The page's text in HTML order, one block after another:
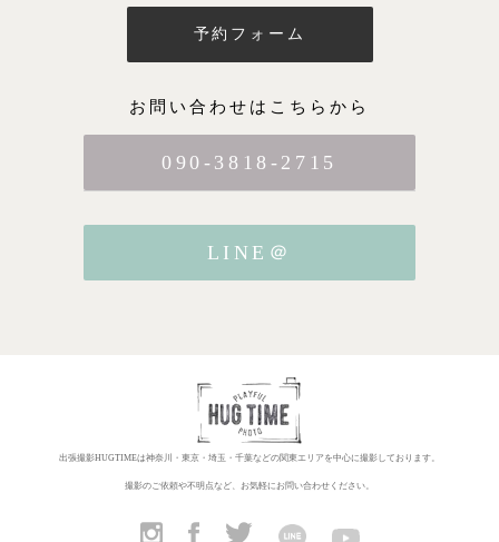
予約フォーム
お問い合わせはこちらから
090-3818-2715
LINE＠
出張撮影HUGTIMEは神奈川・東京・埼玉・千葉などの関東エリアを中心に撮影しております。
撮影のご依頼や不明点など、お気軽にお問い合わせください。